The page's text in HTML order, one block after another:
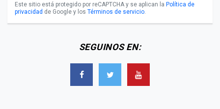
Este sitio está protegido por reCAPTCHA y se aplican la Política de
privacidad de Google y los Términos de servicio.
SEGUINOS EN: